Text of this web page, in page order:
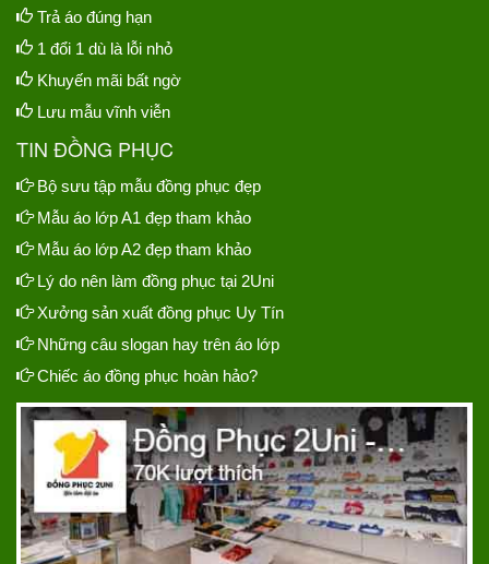
Trả áo đúng hạn
1 đổi 1 dù là lỗi nhỏ
Khuyến mãi bất ngờ
Lưu mẫu vĩnh viễn
TIN ĐỒNG PHỤC
Bộ sưu tập mẫu đồng phục đẹp
Mẫu áo lớp A1 đẹp tham khảo
Mẫu áo lớp A2 đẹp tham khảo
Lý do nên làm đồng phục tại 2Uni
Xưởng sản xuất đồng phục Uy Tín
Những câu slogan hay trên áo lớp
Chiếc áo đồng phục hoàn hảo?